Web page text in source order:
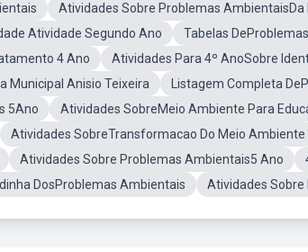
Atividades Sobre Problemas AmbientaisDa
Atividade Segundo Ano
Tabelas
4 Ano
Atividades Para 4º AnoSobre
Municipal Anisio Teixeira
Listagem Completa
5Ano
Atividades SobreMeio Ambiente Para
Atividades SobreTransformacao Do Meio Ambiente
Atividades Sobre Problemas Ambientais5 Ano
DosProblemas Ambientais Atividades Sobre